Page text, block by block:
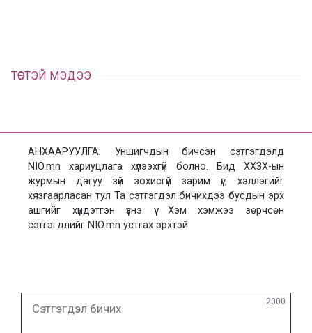
ТӨСТЭЙ МЭДЭЭ
АНХААРУУЛГА: Уншигчдын бичсэн сэтгэгдэлд
NIO.mn хариуцлага хүлээхгүй болно. Бид ХХЗХ-ын
журмын дагуу зүй зохисгүй зарим үг, хэллэгийг
хязгаарласан тул Та сэтгэгдэл бичихдээ бусдын эрх
ашгийг хүндэтгэн үзнэ үү. Хэм хэмжээ зөрчсөн
сэтгэгдлийг NIO.mn устгах эрхтэй.
бичих
2000